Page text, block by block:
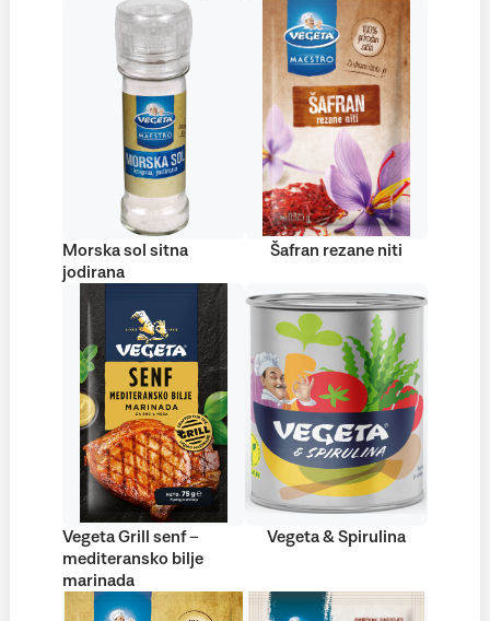
Morska sol sitna
jodirana
Šafran rezane niti
Vegeta Grill senf –
mediteransko bilje
marinada
Vegeta & Spirulina